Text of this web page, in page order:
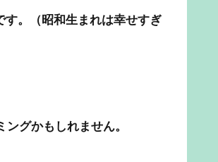
す。（昭和生まれは幸せすぎ
グかもしれません。